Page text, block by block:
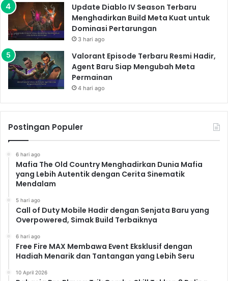
Update Diablo IV Season Terbaru
Menghadirkan Build Meta Kuat untuk
Dominasi Pertarungan
3 hari ago
Valorant Episode Terbaru Resmi Hadir,
Agent Baru Siap Mengubah Meta
Permainan
4 hari ago
Postingan Populer
6 hari ago
Mafia The Old Country Menghadirkan Dunia Mafia
yang Lebih Autentik dengan Cerita Sinematik
Mendalam
5 hari ago
Call of Duty Mobile Hadir dengan Senjata Baru yang
Overpowered, Simak Build Terbaiknya
6 hari ago
Free Fire MAX Membawa Event Eksklusif dengan
Hadiah Menarik dan Tantangan yang Lebih Seru
10 April 2026